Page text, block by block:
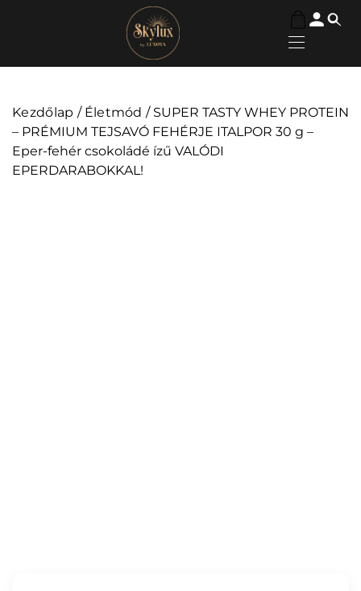
Kezdőlap / Életmód / SUPER TASTY WHEY PROTEIN
– PRÉMIUM TEJSAVÓ FEHÉRJE ITALPOR 30 g –
Eper-fehér csokoládé ízű VALÓDI
EPERDARABOKKAL!